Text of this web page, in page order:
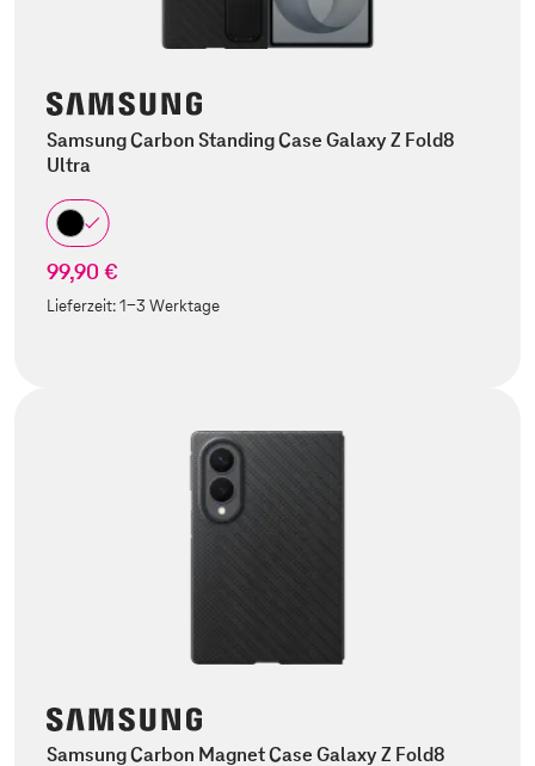
Samsung Carbon Standing Case Galaxy Z Fold8
Ultra
99,90 €
Lieferzeit:1-3 Werktage
Samsung Carbon Magnet Case Galaxy Z Fold8